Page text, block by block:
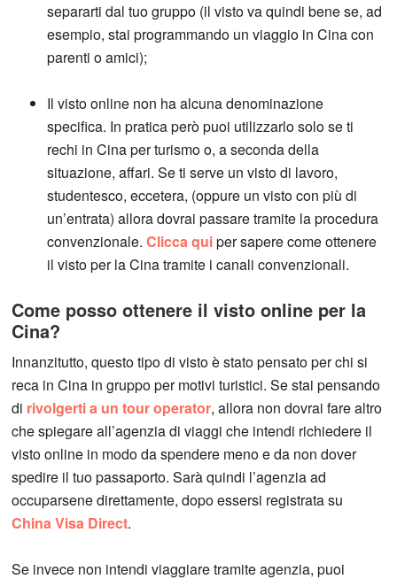
separarti dal tuo gruppo (il visto va quindi bene se, ad
esempio, stai programmando un viaggio in Cina con
parenti o amici);
Il visto online non ha alcuna denominazione
specifica. In pratica però puoi utilizzarlo solo se ti
rechi in Cina per turismo o, a seconda della
situazione, affari. Se ti serve un visto di lavoro,
studentesco, eccetera, (oppure un visto con più di
un’entrata) allora dovrai passare tramite la procedura
convenzionale.Clicca quiper sapere come ottenere
il visto per la Cina tramite i canali convenzionali.
Come posso ottenere il visto online per la
Cina?
Innanzitutto, questo tipo di visto è stato pensato per chi si
reca in Cina in gruppo per motivi turistici. Se stai pensando
di rivolgerti a un tour operator, allora non dovrai fare altro
che spiegare all’agenzia di viaggi che intendi richiedere il
visto online in modo da spendere meno e da non dover
spedire il tuo passaporto. Sarà quindi l’agenzia ad
occuparsene direttamente, dopo essersi registrata su
China Visa Direct.
Se invece non intendi viaggiare tramite agenzia, puoi